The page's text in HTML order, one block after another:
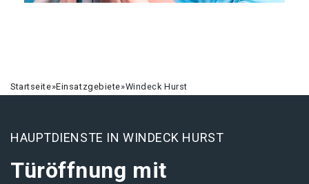
Startseite»Einsatzgebiete»Windeck Hurst
HAUPTDIENSTE IN WINDECK HURST
Türöffnung mit